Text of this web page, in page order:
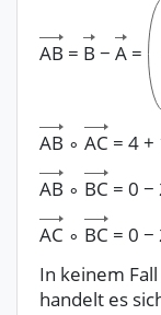
AB = B − A =
AB ∘ AC = 4+
AB ∘ BC = 0 −
AC ∘ BC = 0 −
In keinem
handelt es